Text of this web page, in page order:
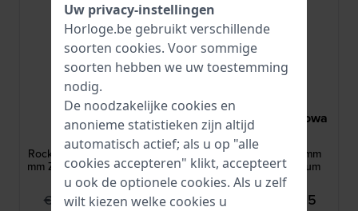
Roamer
220858-41-75-50
Rockshell Mark III Scuba 44
mm Zwitserse quartz duiker
met datum
€ 459,- € 319,95
Swiss Military Hanowa
SMWGH2200302
Offshore Diver II 44 mm
Duikhorloge met datum
vergrootglas
€ 399,- € 274,95
Uw privacy-instellingen
Horloge.be gebruikt verschillende
soorten cookies. Voor sommige
soorten hebben we uw toestemming
nodig.
De noodzakelijke cookies en
anonieme statistieken zijn altijd
automatisch actief; als u op "alle
cookies accepteren" klikt, accepteert
u ook de optionele cookies. Als u zelf
wilt kiezen welke cookies u